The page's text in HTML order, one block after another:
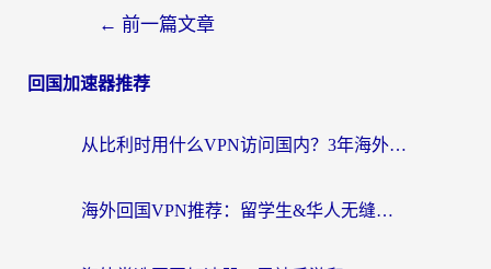
← 前一篇文章
回国加速器推荐
从比利时用什么VPN访问国内？3年海外党亲测有效的无缝回国上网指南
海外回国VPN推荐：留学生&华人无缝访问国内资源的实用指南